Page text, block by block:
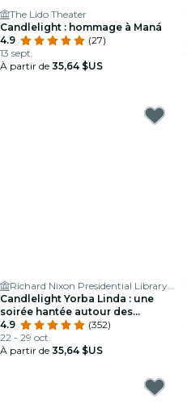
The Lido Theater
Candlelight : hommage à Maná
4.9
(27)
13 sept.
À partir de 35,64 $US
Richard Nixon Presidential Library & Museum
Candlelight Yorba Linda : une
soirée hantée autour des
classiques d'Halloween
4.9
(352)
22 - 29 oct.
À partir de 35,64 $US